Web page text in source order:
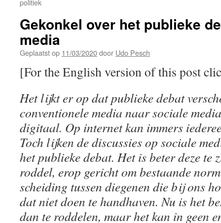
politiek
Gekonkel over het publieke
media
Geplaatst op 11/03/2020door Udo Pesch
[For the English version of this post
Het lijkt er op dat publieke debat
conventionele media naar sociale
digitaal. Op internet kan immers
Toch lijken de discussies op sociale
het publieke debat. Het is beter deze te
roddel, erop gericht om bestaande
scheiding tussen diegenen die bij ons
dat niet doen te handhaven. Nu is het
dan te roddelen, maar het kan in geen